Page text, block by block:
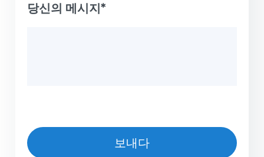
당신의 메시지*